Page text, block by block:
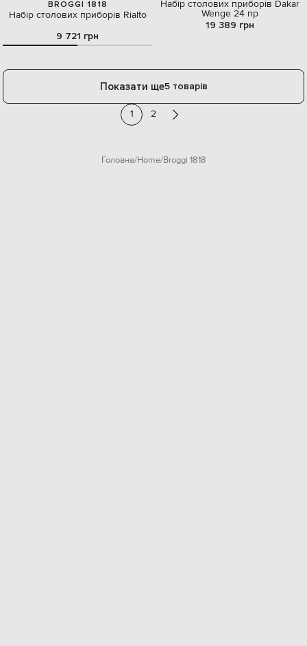
BROGGI 1818
Набір столових приборів Rialto
9 721 грн
Набір столових приборів Dakar
Wenge 24 пр
19 389 грн
Показати ще5 товарів
1 2
Головна Home Broggi 1818